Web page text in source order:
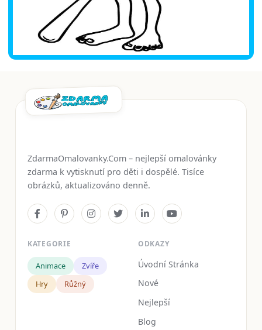
ZdarmaOmalovanky.Com – nejlepší omalovánky
zdarma k vytisknutí pro děti i dospělé. Tisíce
obrázků, aktualizováno denně.
KATEGORIE
Animace
Zvíře
Hry
Růžný
ODKAZY
Úvodní Stránka
Nové
Nejlepší
Blog